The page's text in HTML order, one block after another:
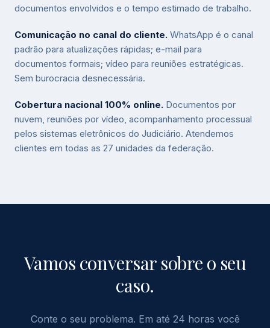
documentos envolvidos e o tempo estimado de trabalho.
Comunicação no canal do cliente. WhatsApp é o canal
padrão para atualizações rápidas; e-mail para
documentos formais; vídeo para reuniões estratégicas.
Sem burocracia desnecessária.
Cobertura nacional 100% online. Documentos por
nuvem, reuniões por vídeo, acompanhamento processual
pelos sistemas eletrônicos do Judiciário. Atendemos
clientes em todas as 27 unidades da federação.
Vamos conversar sobre o seu
caso.
Conte o seu problema. Em até 24 horas você